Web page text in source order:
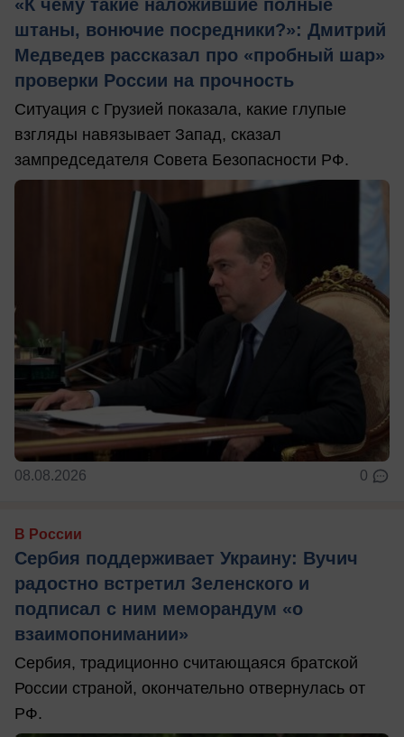
«К чему такие наложившие полные
штаны, вонючие посредники?»: Дмитрий
Медведев рассказал про «пробный шар»
проверки России на прочность
Ситуация с Грузией показала, какие глупые
взгляды навязывает Запад, сказал
зампредседателя Совета Безопасности РФ.
08.08.2026 0
В России
Сербия поддерживает Украину: Вучич
радостно встретил Зеленского и
подписал с ним меморандум «о
взаимопонимании»
Сербия, традиционно считающаяся братской
России страной, окончательно отвернулась от
РФ.